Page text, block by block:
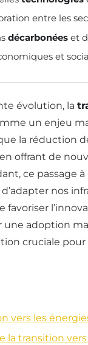
entre les
décarbonées et
et
évolution, la
un enjeu
la réduction
offrant de
ce passage
d’adapter nos
favoriser
adoption
cruciale
vers les
la transition